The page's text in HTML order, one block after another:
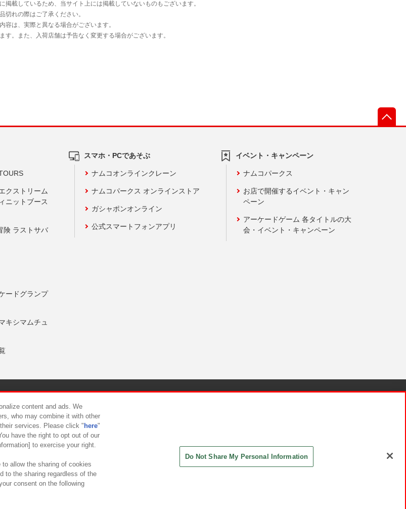
クストリーム
ニットブース
険 ラストサバ
ードグランプ
キシマムチュ
スマホ・PCであそぶ
ナムコオンラインクレーン
ナムコパークス オンラインストア
ガシャポンオンライン
公式スマートフォンアプリ
イベント・キャンペーン
ナムコパークス
お店で開催するイベント・キャン
ペーン
アーケードゲーム 各タイトルの大
会・イベント・キャンペーン
カスタマーハラスメント対応方針
content and ads. We
who may combine it with other
services. Please click " here"
have the right to opt out of our
to exercise your right.
allow the sharing of cookies
to the sharing regardless of the
consent on the following
Do Not Share My Personal Information